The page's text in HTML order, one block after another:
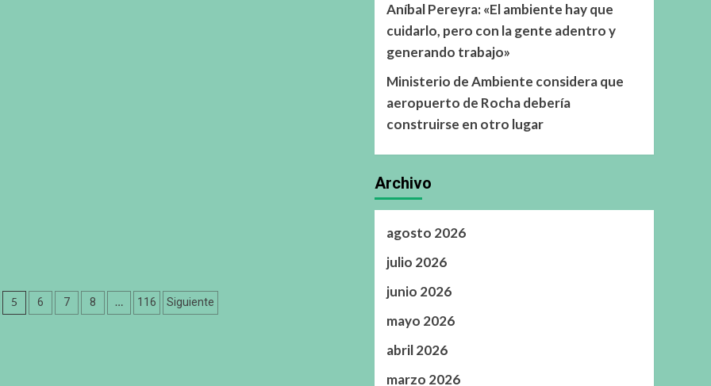
5 6 7 8 … 116 Siguiente
Aníbal Pereyra: «El ambiente hay que
cuidarlo, pero con la gente adentro y
generando trabajo»
Ministerio de Ambiente considera que
aeropuerto de Rocha debería
construirse en otro lugar
Archivo
agosto 2026
julio 2026
junio 2026
mayo 2026
abril 2026
marzo 2026